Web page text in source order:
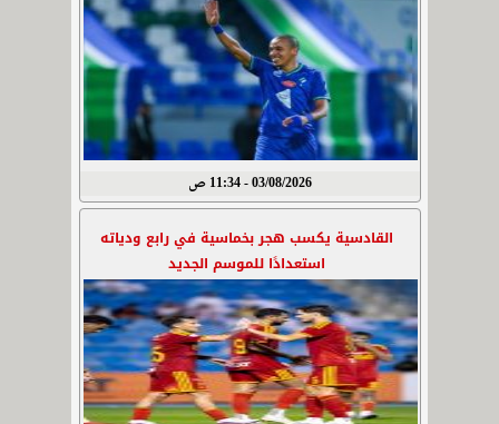
03/08/2026 - 11:34 ص
القادسية يكسب هجر بخماسية في رابع ودياته
استعدادًا للموسم الجديد